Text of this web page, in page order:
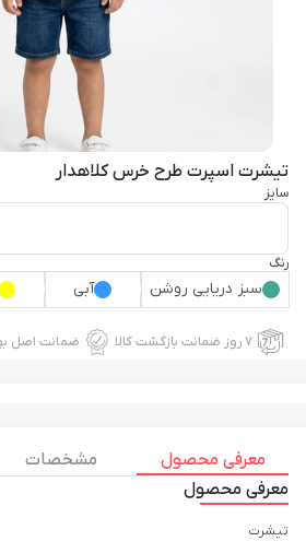
تیشرت اسپرت طرح خرس کلاهدار
سایز
رنگ
سبز دریایی روشن آبی
۷ روز ضمانت بازگشت کالا ضمانت اصل
معرفی محصول مشخصات
معرفی محصول
تیشرت